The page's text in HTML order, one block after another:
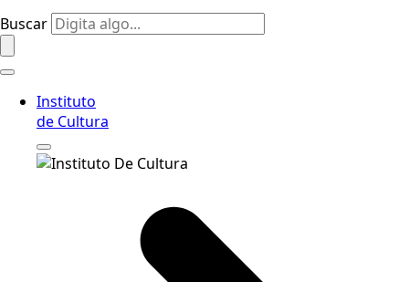
Buscar
Instituto
de Cultura